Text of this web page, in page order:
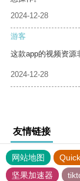
2024-12-28
游客
这款app的视频资源
2024-12-28
友情链接
网站地图
坚果加速器